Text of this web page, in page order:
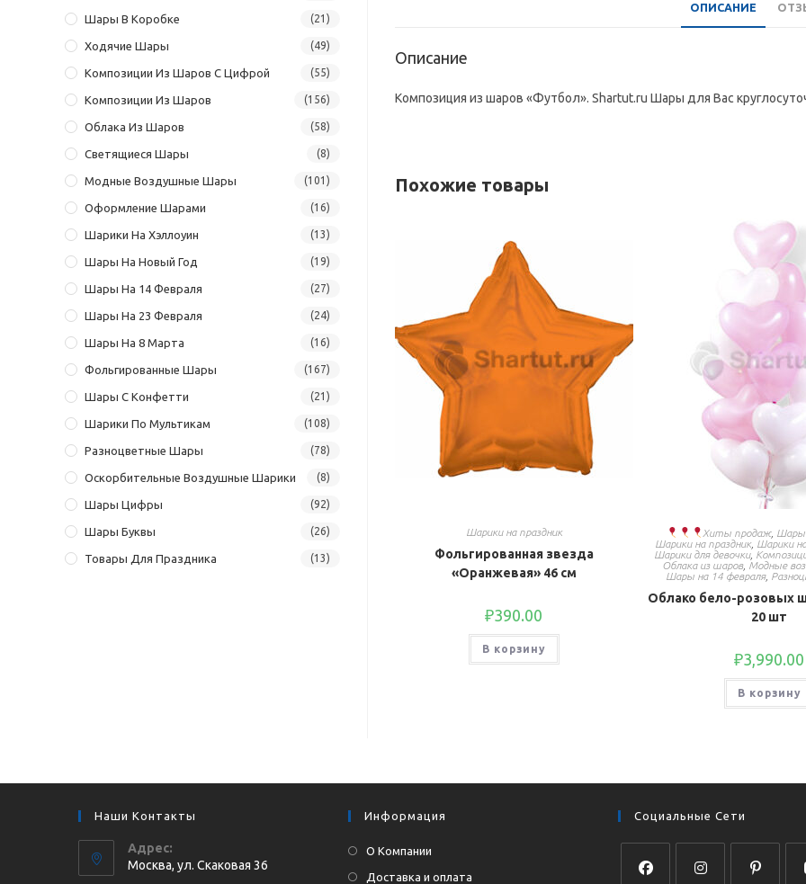
ОПИСАНИЕ
Описание
Композиция из шаров «Футбол». Shartut.ru Шары для Вас
Похожие товары
Шарики на праздник
Фольгированная звезда
«Оранжевая» 46 см
₽390.00
В корзину
Хиты продаж, Шары
Шарики на праздник, Шарики
Шарики для девочки,
Облака из шаров, Модные
Шары на 14 февраля,
Облако бело-розовых
20 шт
₽3,990.00
В корзину
Шары В Коробке (21)
Ходячие Шары (49)
Композиции Из Шаров С Цифрой (55)
Композиции Из Шаров (156)
Облака Из Шаров (58)
Светящиеся Шары (8)
Модные Воздушные Шары (101)
Оформление Шарами (16)
Шарики На Хэллоуин (13)
Шары На Новый Год (19)
Шары На 14 Февраля (27)
Шары На 23 Февраля (24)
Шары На 8 Марта (16)
Фольгированные Шары (167)
Шары С Конфетти (21)
Шарики По Мультикам (108)
Разноцветные Шары (78)
Оскорбительные Воздушные Шарики (8)
Шары Цифры (92)
Шары Буквы (26)
Товары Для Праздника (13)
Наши Контакты
Адрес:
Москва, ул. Cкаковая 36
Информация
О Компании
Доставка и оплата
Социальные Сети